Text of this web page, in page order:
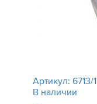
Артикул: 6713/1
В наличии